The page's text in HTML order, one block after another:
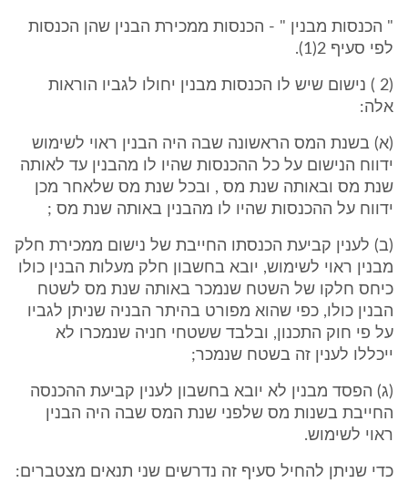
" הכנסות מבנין " - הכנסות ממכירת הבנין שהן הכנסות
לפי סעיף 2(1).
(2 ) נישום שיש לו הכנסות מבנין יחולו לגביו הוראות
אלה:
(א) בשנת המס הראשונה שבה היה הבנין ראוי לשימוש
ידווח הנישום על כל ההכנסות שהיו לו מהבנין עד לאותה
שנת מס ובאותה שנת מס , ובכל שנת מס שלאחר מכן
ידווח על ההכנסות שהיו לו מהבנין באותה שנת מס ;
(ב) לענין קביעת הכנסתו החייבת של נישום ממכירת חלק
מבנין ראוי לשימוש, יובא בחשבון חלק מעלות הבנין כולו
כיחס חלקו של השטח שנמכר באותה שנת מס לשטח
הבנין כולו, כפי שהוא מפורט בהיתר הבניה שניתן לגביו
על פי חוק התכנון, ובלבד ששטחי חניה שנמכרו לא
ייכללו לענין זה בשטח שנמכר;
(ג) הפסד מבנין לא יובא בחשבון לענין קביעת ההכנסה
החייבת בשנות מס שלפני שנת המס שבה היה הבנין
ראוי לשימוש.
כדי שניתן להחיל סעיף זה נדרשים שני תנאים מצטברים: